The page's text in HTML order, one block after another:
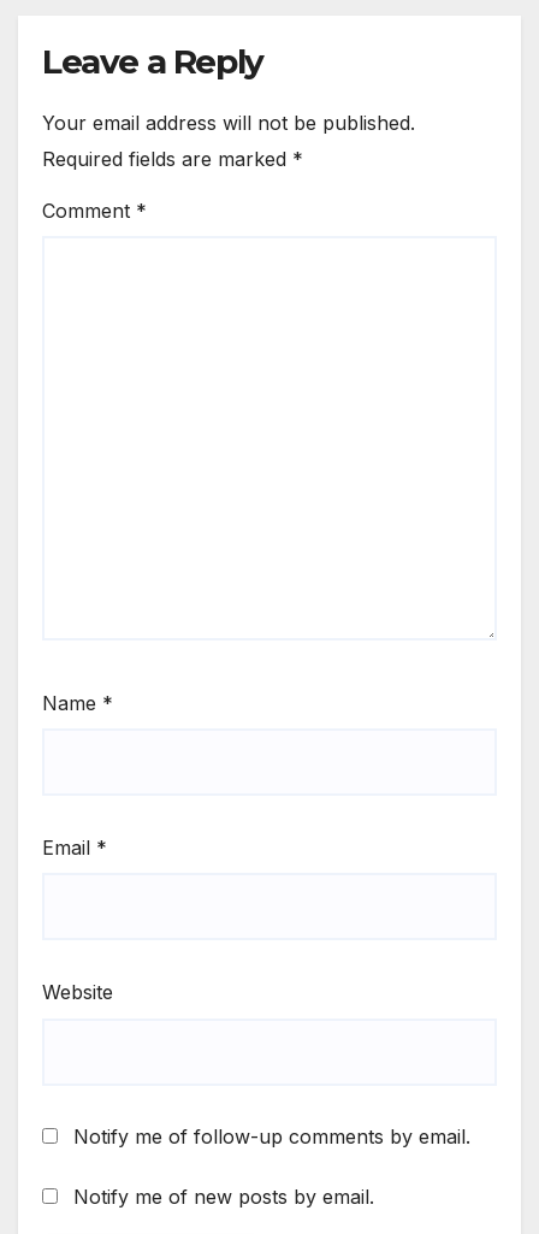
Leave a Reply
Your email address will not be published.
Required fields are marked *
Comment *
Name *
Email *
Website
Notify me of follow-up comments by email.
Notify me of new posts by email.